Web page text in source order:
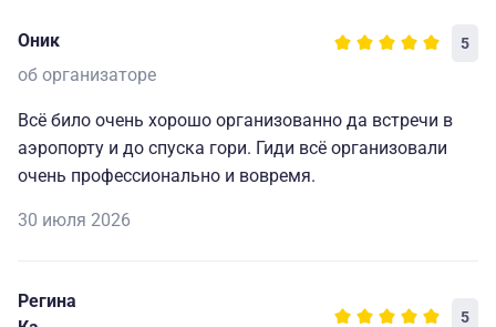
Оник 5
об организаторе
Всё било очень хорошо организованно да встречи в
аэропорту и до спуска гори. Гиди всё организовали
очень профессионально и вовремя.
30 июля 2026
Регина
5